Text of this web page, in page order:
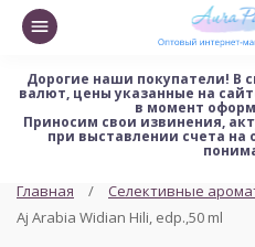
Дорогие наши покупатели! В
валют, цены указанные на
в момент
Приносим свои извинения,
при выставлении счета на
Главная Селективные
Aj Arabia Widian Hili, edp.,50 ml